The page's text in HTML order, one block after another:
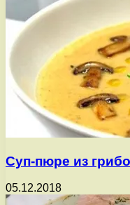
Суп-пюре из
05.12.2018